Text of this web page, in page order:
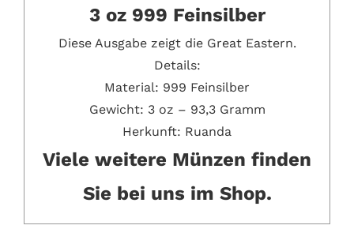
3 oz 999 Feinsilber
Diese Ausgabe zeigt die Great Eastern.
Details:
Material: 999 Feinsilber
Gewicht: 3 oz – 93,3 Gramm
Herkunft: Ruanda
Viele weitere Münzen finden
Sie bei uns im Shop.